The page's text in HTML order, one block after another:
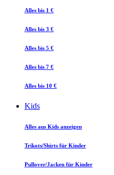
Alles bis 1 €
Alles bis 3 €
Alles bis 5 €
Alles bis 7 €
Alles bis 10 €
Kids
Alles aus Kids anzeigen
Trikots/Shirts für Kinder
Pullover/Jacken für Kinder